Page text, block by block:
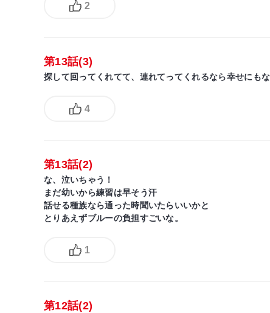
2
第13話(3)
探して回ってくれてて、連れてってくれるなら幸せにも
4
第13話(2)
な、泣いちゃう！
まだ幼いから練習は早そう汗
話せる種族なら通った時聞いたらいいかと
とりあえずブルーの負担すごいな。
1
第12話(2)